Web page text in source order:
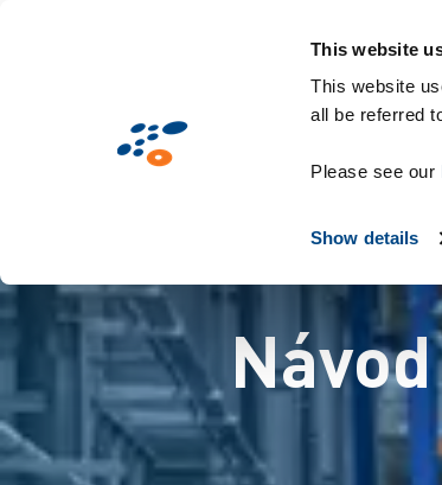
This website
This website
all be referred
Please see our
Show details
Oborová řešení